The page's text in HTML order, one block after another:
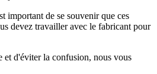
important de se souvenir que ces
devez travailler avec le fabricant pour
et d'éviter la confusion, nous vous